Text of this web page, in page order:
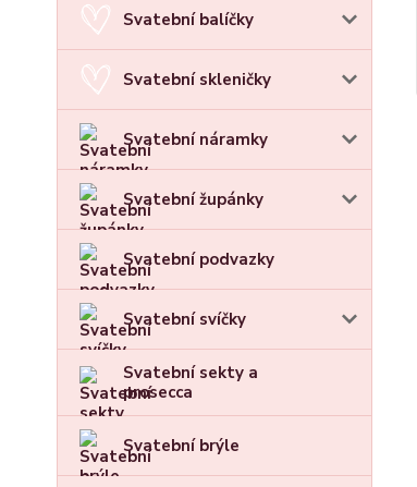
Svatební balíčky
Svatební skleničky
Svatební náramky
Svatební župánky
Svatební podvazky
Svatební svíčky
Svatební sekty a
prosecca
Svatební brýle